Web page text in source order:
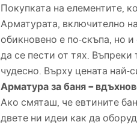
Покупката на елементите,
Арматурата, включително
обикновено е по-скъпа, но
да се пести от тях.
чудесно. Върху цената най-
Арматура за баня –
Ако смяташ, че евтините
двете ни идеи как да